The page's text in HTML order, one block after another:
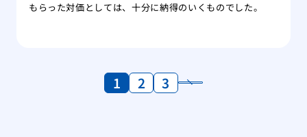
もらった対価としては、十分に納得のいくものでした。
1 2 3